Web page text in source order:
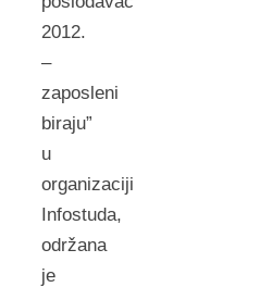
2012.
–
zaposleni
biraju”
u
organizaciji
Infostuda,
održana
je